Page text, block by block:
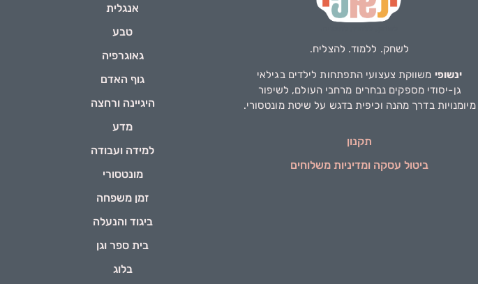
לשחק. ללמוד. להצליח.
ינשופי משווקת צעצועי התפתחות לילדים בגילאי
גן-יסודי מספקים נבחרים מרחבי העולם, לשיפור
מיומנויות בדרך מהנה וכיפית בדגש על שיטת מונטסורי.
תקנון
ביטול עסקה ומדיניות משלוחים
אנגלית
טבע
גאוגרפיה
גוף האדם
היגיינה ורחצה
מדע
למידה ועבודה
מונטסורי
זמן משפחה
ביגוד והנעלה
בית ספר וגן
בלוג